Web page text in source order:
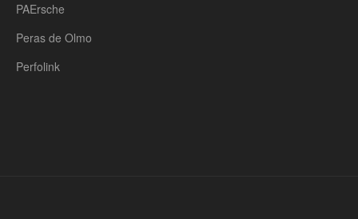
PAErsche
Peras de Olmo
Perfolink